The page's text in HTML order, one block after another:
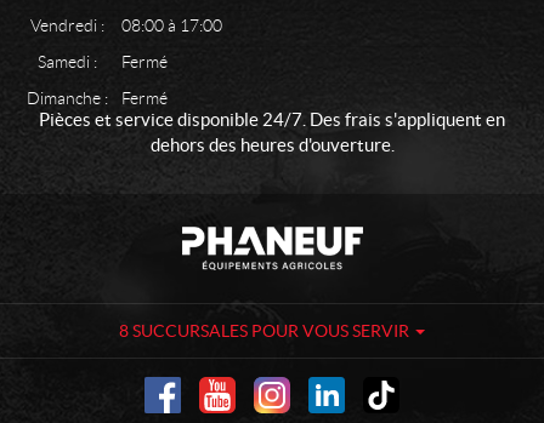
Vendredi :
08:00 à 17:00
Samedi :
Fermé
Dimanche :
Fermé
Pièces et service disponible 24/7. Des frais s'appliquent en
dehors des heures d'ouverture.
t
c
n
u
8 SUCCURSALES POUR VOUS SERVIR